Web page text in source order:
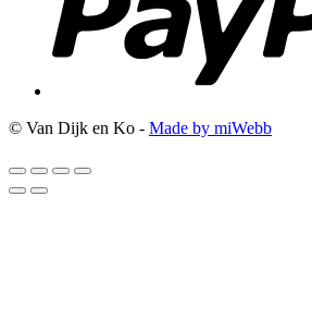
© Van Dijk en Ko - Made by miWebb